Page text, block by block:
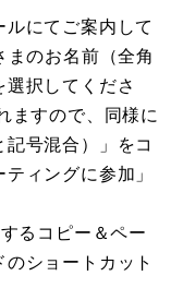
にてご案内して
のお名前（全角
択してくださ
ますので、同様に
号混合）」をコ
ィングに参加」
るコピー＆ペー
ショートカット